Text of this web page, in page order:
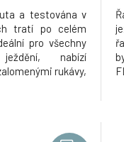
a testována v
tratí po celém
pro všechny
nabízí
rukávy,